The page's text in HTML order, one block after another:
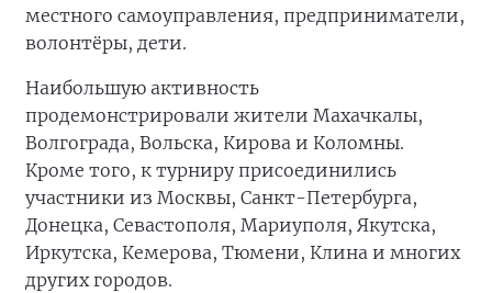
местного самоуправления, предприниматели,
волонтёры, дети.
Наибольшую активность
продемонстрировали жители Махачкалы,
Волгограда, Вольска, Кирова и Коломны.
Кроме того, к турниру присоединились
участники из Москвы, Санкт-Петербурга,
Донецка, Севастополя, Мариуполя, Якутска,
Иркутска, Кемерова, Тюмени, Клина и многих
других городов.